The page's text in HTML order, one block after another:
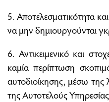
5. Αποτελεσματικότητα
να μην δημιουργούνται
6. Αντικειμενικό και
καμία περίπτωση
αυτοδιοίκησης, μέσω
της Αυτοτελούς